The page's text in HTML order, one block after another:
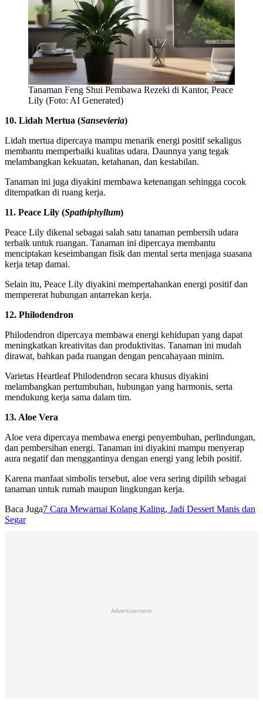
Tanaman Feng Shui Pembawa Rezeki di Kantor, Peace
Lily (Foto: AI Generated)
10. Lidah Mertua (Sansevieria)
Lidah mertua dipercaya mampu menarik energi positif sekaligus
membantu memperbaiki kualitas udara. Daunnya yang tegak
melambangkan kekuatan, ketahanan, dan kestabilan.
Tanaman ini juga diyakini membawa ketenangan sehingga cocok
ditempatkan di ruang kerja.
11. Peace Lily (Spathiphyllum)
Peace Lily dikenal sebagai salah satu tanaman pembersih udara
terbaik untuk ruangan. Tanaman ini dipercaya membantu
menciptakan keseimbangan fisik dan mental serta menjaga suasana
kerja tetap damai.
Selain itu, Peace Lily diyakini mempertahankan energi positif dan
mempererat hubungan antarrekan kerja.
12. Philodendron
Philodendron dipercaya membawa energi kehidupan yang dapat
meningkatkan kreativitas dan produktivitas. Tanaman ini mudah
dirawat, bahkan pada ruangan dengan pencahayaan minim.
Varietas Heartleaf Philodendron secara khusus diyakini
melambangkan pertumbuhan, hubungan yang harmonis, serta
mendukung kerja sama dalam tim.
13. Aloe Vera
Aloe vera dipercaya membawa energi penyembuhan, perlindungan,
dan pembersihan energi. Tanaman ini diyakini mampu menyerap
aura negatif dan menggantinya dengan energi yang lebih positif.
Karena manfaat simbolis tersebut, aloe vera sering dipilih sebagai
tanaman untuk rumah maupun lingkungan kerja.
Baca Juga7 Cara Mewarnai Kolang Kaling, Jadi Dessert Manis dan
Segar
Advertisement